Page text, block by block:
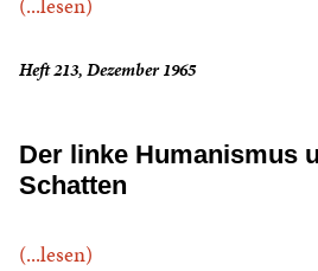
Heft 213, Dezember 1965
Der linke Humanismus
Schatten
(...lesen)